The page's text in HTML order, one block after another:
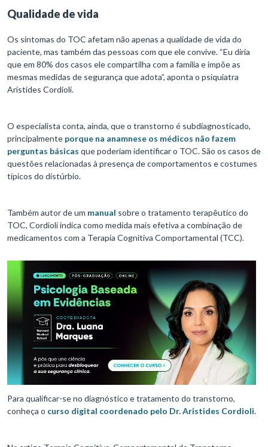
Qualidade de vida
Os sintomas do TOC afetam não apenas a qualidade de vida do
paciente, mas também das pessoas com que ele convive. “Eu diria
que em 80% dos casos ele compartilha com a família e impõe as
mesmas medidas de segurança que adota”, aponta o psiquiatra
Aristides Cordioli.
O especialista conta, ainda, que o transtorno é subdiagnosticado,
principalmente porque na anamnese os médicos não fazem
perguntas básicas que poderiam identificar o TOC. São os casos de
questões relacionadas à presença de comportamentos e costumes
típicos do distúrbio.
Também autor de um manual sobre o tratamento terapêutico do
TOC, Cordioli indica como medida mais efetiva a combinação de
medicamentos com a Terapia Cognitiva Comportamental (TCC).
Para qualificar-se no diagnóstico e tratamento do transtorno,
conheça o curso digital coordenado pelo Dr. Aristides Cordioli.